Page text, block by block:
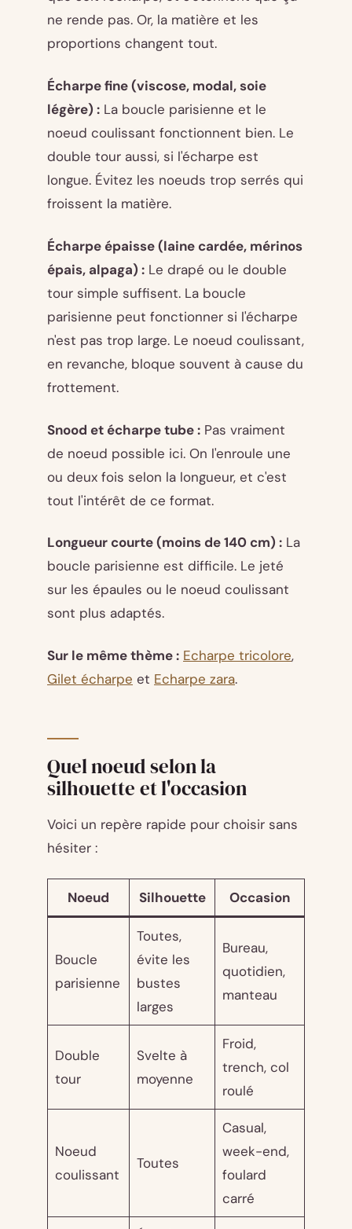
ne rende pas. Or, la matière et les
proportions changent tout.
Écharpe fine (viscose, modal, soie
légère) : La boucle parisienne et le
noeud coulissant fonctionnent bien. Le
double tour aussi, si l'écharpe est
longue. Évitez les noeuds trop serrés qui
froissent la matière.
Écharpe épaisse (laine cardée, mérinos
épais, alpaga) : Le drapé ou le double
tour simple suffisent. La boucle
parisienne peut fonctionner si l'écharpe
n'est pas trop large. Le noeud coulissant,
en revanche, bloque souvent à cause du
frottement.
Snood et écharpe tube : Pas vraiment
de noeud possible ici. On l'enroule une
ou deux fois selon la longueur, et c'est
tout l'intérêt de ce format.
Longueur courte (moins de 140 cm) : La
boucle parisienne est difficile. Le jeté
sur les épaules ou le noeud coulissant
sont plus adaptés.
Sur le même thème : Echarpe tricolore,
Gilet écharpe et Echarpe zara.
Quel noeud selon la
silhouette et l'occasion
Voici un repère rapide pour choisir sans
hésiter :
Noeud Silhouette Occasion
Boucle
parisienne
Toutes,
évite les
bustes
larges
Bureau,
quotidien,
manteau
Double
tour
Svelte à
moyenne
Froid,
trench, col
roulé
Noeud
coulissant
Toutes
Casual,
week-end,
foulard
carré